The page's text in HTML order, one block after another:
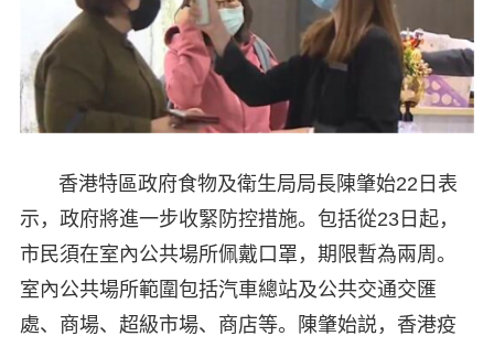
香港特區政府食物及衛生局局長陳肇始22日表
示，政府將進一步收緊防控措施。包括從23日起，
市民須在室內公共場所佩戴口罩，期限暫為兩周。
室內公共場所範圍包括汽車總站及公共交通交匯
處、商場、超級市場、商店等。陳肇始説，香港疫